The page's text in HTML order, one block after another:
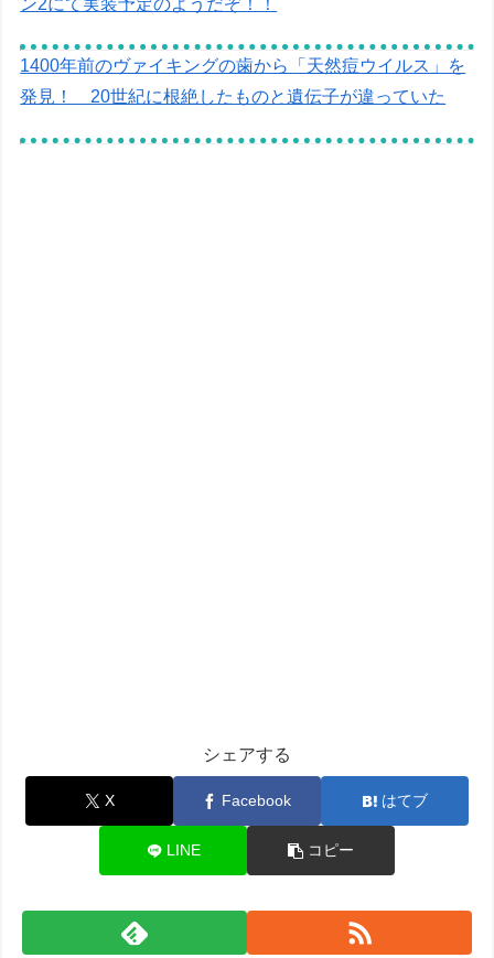
1400年前のヴァイキングの歯から「天然痘ウイルス」を
発見！ 20世紀に根絶したものと遺伝子が違っていた
シェアする
X Facebook はてブ
LINE コピー